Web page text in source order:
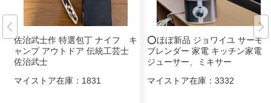
佐治武士作 特選包丁 ナイフ キ
ャンプ アウトドア 伝統工芸士
佐治武士
マイストア在庫： 1831
️⭕️ほぼ新品 ジョワイユ サーモ
ブレンダー 家電 キッチン家電
ジューサー、ミキサー
マイストア在庫： 3332